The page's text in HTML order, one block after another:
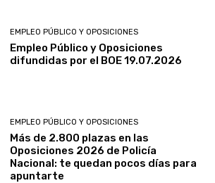
EMPLEO PÚBLICO Y OPOSICIONES
Empleo Público y Oposiciones
difundidas por el BOE 19.07.2026
EMPLEO PÚBLICO Y OPOSICIONES
Más de 2.800 plazas en las
Oposiciones 2026 de Policía
Nacional: te quedan pocos días para
apuntarte